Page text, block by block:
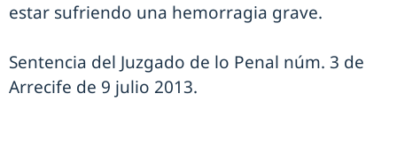
estar sufriendo una hemorragia grave.
Sentencia del Juzgado de lo Penal núm. 3 de
Arrecife de 9 julio 2013.